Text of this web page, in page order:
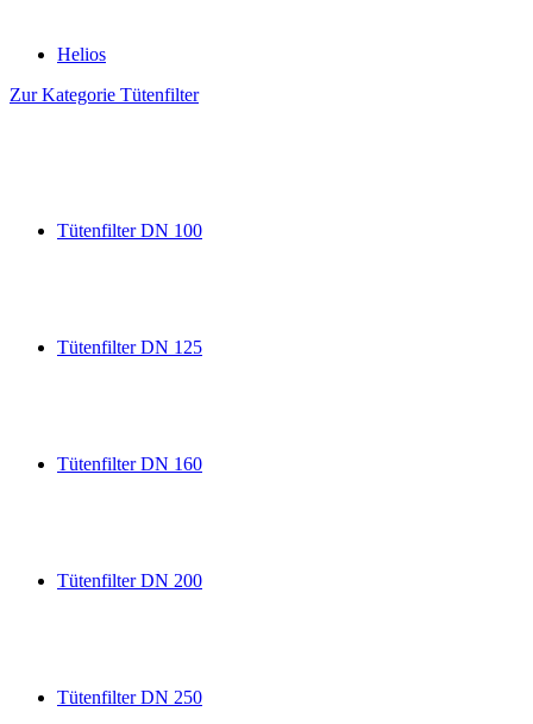
Helios
Zur Kategorie Tütenfilter
Tütenfilter DN 100
Tütenfilter DN 125
Tütenfilter DN 160
Tütenfilter DN 200
Tütenfilter DN 250